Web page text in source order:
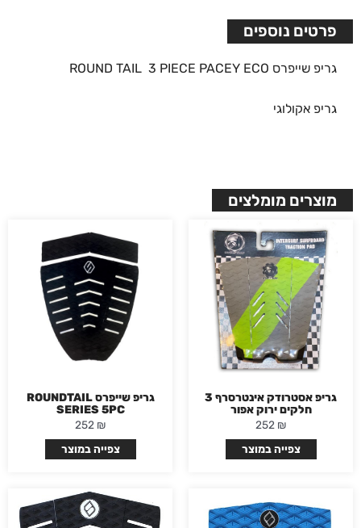
פרטים נוספים
גריפ שייפרס ROUND TAIL 3 PIECE PACEY ECO
גריפ אקולוגי
מוצרים מומלצים
גריפ אסטרודק אינטרסרף 3
חלקים ירוק אפור
₪
צפייה במוצר
גריפ שייפרס ROUNDTAIL
SERIES 5PC
₪
צפייה במוצר